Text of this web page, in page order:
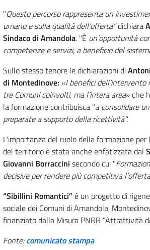
"Questo percorso rappresenta un
umano e sulla qualità dell’offerta"dichiara
Sindaco di Amandola. "È un’opportunità
competenze e servizi, a beneficio del
Sullo stesso tenore le dichiarazioni di
di Montedinove: «I benefici dell’intervento
tre Comuni coinvolti, ma l’intera area» che
la formazione contribuisca "a consolidare
preparate a supporto della ricettività".
L'importanza del ruolo della formazione
del territorio è stata anche enfatizzata dal
Giovanni Borraccini secondo cui "
decisive per rendere più competitiva
“Sibillini Romantici” è un progetto di
sociale dei Comuni di Amandola,
finanziato dalla Misura PNRR “Attrattività
Fonte:comunicato stampa